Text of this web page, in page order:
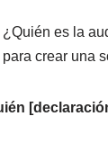
¿Quién es la
para crear una